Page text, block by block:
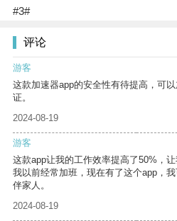
#3#
评论
游客
这款加速器app的安全性有待提高，可
证。
2024-08-19
游客
这款app让我的工作效率提高了50%，
我以前经常加班，现在有了这个app，
伴家人。
2024-08-19